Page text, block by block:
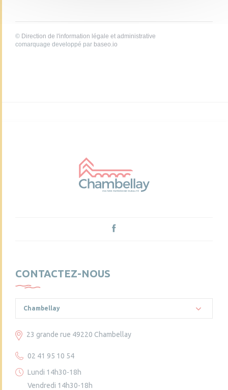
© Direction de l'information légale et administrative
comarquage developpé par baseo.io
CONTACTEZ-NOUS
Chambellay
23 grande rue 49220 Chambellay
02 41 95 10 54
Lundi 14h30-18h
Vendredi 14h30-18h